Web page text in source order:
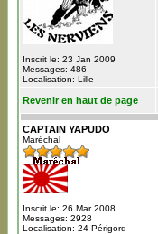
Inscrit le: 23 Jan 2009
Messages: 486
Localisation: Lille
Revenir en haut de page
CAPTAIN YAPUDO
Maréchal
Inscrit le: 26 Mar 2008
Messages: 2928
Localisation: 24 Périgord